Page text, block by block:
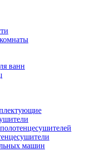
ванн
машин